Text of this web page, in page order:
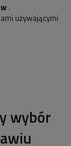
.
używającymi
wybór